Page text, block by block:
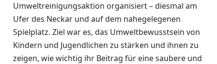
Umweltreinigungsaktion organisiert – diesmal am
Ufer des Neckar und auf dem nahegelegenen
Spielplatz. Ziel war es, das Umweltbewusstsein von
Kindern und Jugendlichen zu stärken und ihnen zu
zeigen, wie wichtig ihr Beitrag für eine saubere und